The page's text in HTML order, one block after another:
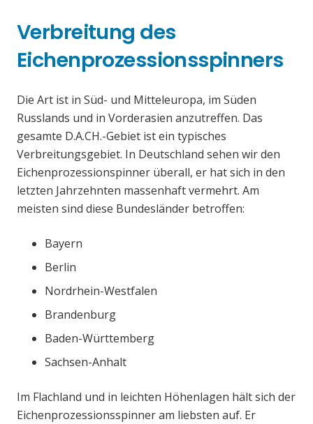
Verbreitung des
Eichenprozessionsspinners
Die Art ist in Süd- und Mitteleuropa, im Süden
Russlands und in Vorderasien anzutreffen. Das
gesamte D.A.CH.-Gebiet ist ein typisches
Verbreitungsgebiet. In Deutschland sehen wir den
Eichenprozessionspinner überall, er hat sich in den
letzten Jahrzehnten massenhaft vermehrt. Am
meisten sind diese Bundesländer betroffen:
Bayern
Berlin
Nordrhein-Westfalen
Brandenburg
Baden-Württemberg
Sachsen-Anhalt
Im Flachland und in leichten Höhenlagen hält sich der
Eichenprozessionsspinner am liebsten auf. Er